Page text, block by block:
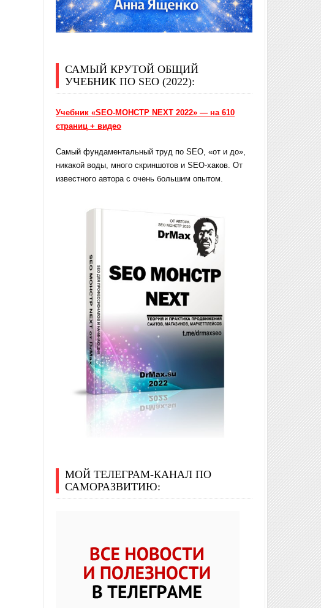
САМЫЙ КРУТОЙ ОБЩИЙ
УЧЕБНИК ПО SEO (2022):
Учебник «SEO-МОНСТР NEXT 2022» — на 610
страниц + видео
Самый фундаментальный труд по SEO, «от и до»,
никакой воды, много скриншотов и SEO-хаков. От
известного автора с очень большим опытом.
МОЙ ТЕЛЕГРАМ-КАНАЛ ПО
САМОРАЗВИТИЮ: